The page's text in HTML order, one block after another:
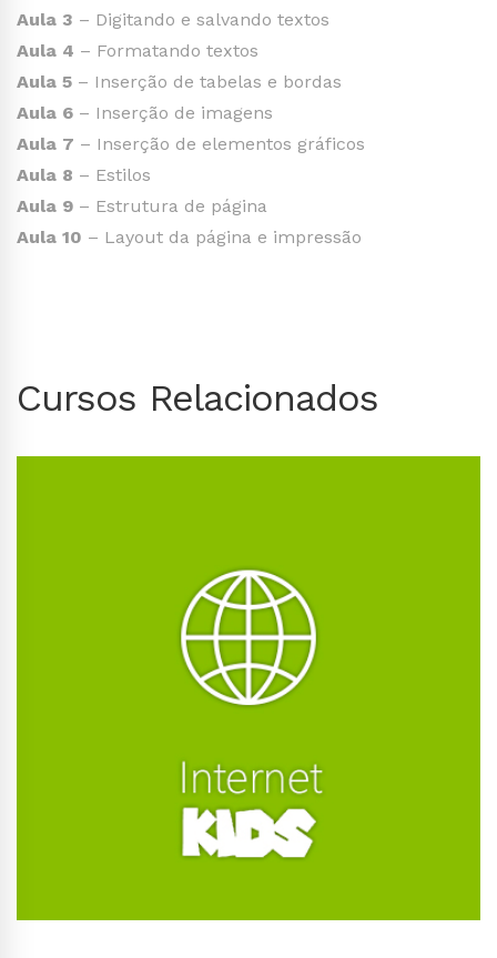
Aula 3 – Digitando e salvando textos
Aula 4 – Formatando textos
Aula 5 – Inserção de tabelas e bordas
Aula 6 – Inserção de imagens
Aula 7 – Inserção de elementos gráficos
Aula 8 – Estilos
Aula 9 – Estrutura de página
Aula 10 – Layout da página e impressão
Cursos Relacionados